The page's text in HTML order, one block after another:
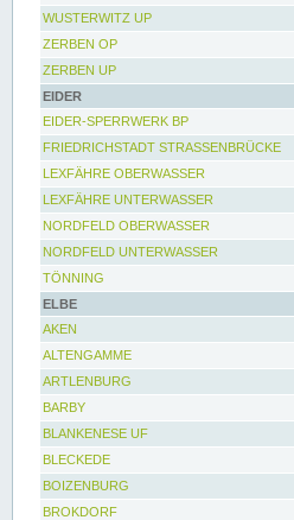
WUSTERWITZ UP
ZERBEN OP
ZERBEN UP
EIDER
EIDER-SPERRWERK BP
FRIEDRICHSTADT STRASSENBRÜCKE
LEXFÄHRE OBERWASSER
LEXFÄHRE UNTERWASSER
NORDFELD OBERWASSER
NORDFELD UNTERWASSER
TÖNNING
ELBE
AKEN
ALTENGAMME
ARTLENBURG
BARBY
BLANKENESE UF
BLECKEDE
BOIZENBURG
BROKDORF